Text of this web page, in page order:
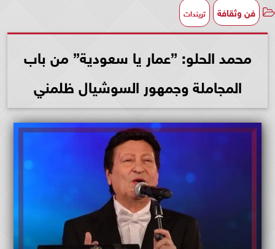
فن وثقافة تريندات
محمد الحلو: ”عمار يا سعودية” من باب
المجاملة وجمهور السوشيال ظلمني